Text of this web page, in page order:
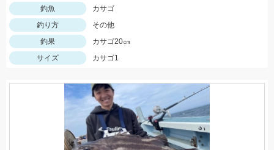
釣魚
カサゴ
釣り方
その他
釣果
カサゴ20㎝
サイズ
カサゴ1